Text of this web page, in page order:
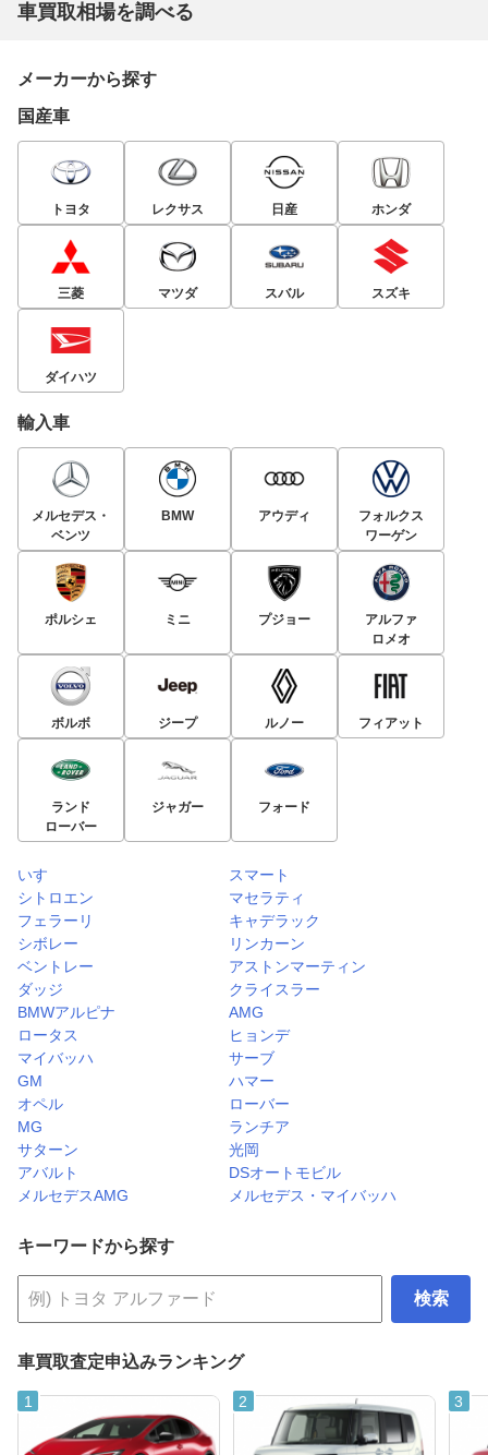
車買取相場を調べる
メーカーから探す
国産車
トヨタ レクサス 日産 ホンダ
三菱 マツダ スバル スズキ
ダイハツ
輸入車
メルセデス・
ベンツ
BMW アウディ
フォルクス
ワーゲン
ポルシェ ミニ プジョー
アルファ
ロメオ
ボルボ ジープ ルノー フィアット
ランド
ローバー
ジャガー フォード
いすゞ
スマート
シトロエン
マセラティ
フェラーリ
キャデラック
シボレー
リンカーン
ベントレー
アストンマーティン
ダッジ
クライスラー
BMWアルピナ
AMG
ロータス
ヒョンデ
マイバッハ
サーブ
GM
ハマー
オペル
ローバー
MG
ランチア
サターン
光岡
アバルト
DSオートモビル
メルセデスAMG
メルセデス・マイバッハ
キーワードから探す
検索
車買取査定申込みランキング